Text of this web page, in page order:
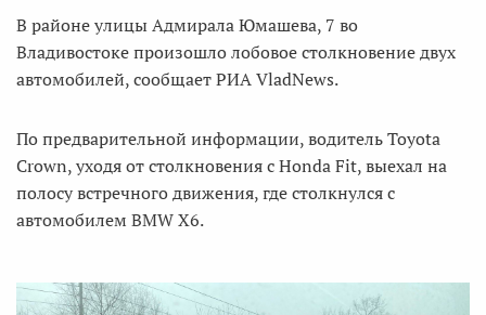
В районе улицы Адмирала Юмашева, 7 во
Владивостоке произошло лобовое столкновение двух
автомобилей, сообщает РИА VladNews.
По предварительной информации, водитель Toyota
Crown, уходя от столкновения с Honda Fit, выехал на
полосу встречного движения, где столкнулся с
автомобилем BMW X6.